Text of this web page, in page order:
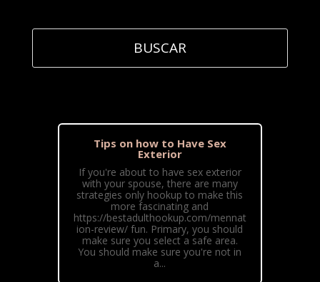
Tips on how to Have Sex
Exterior
If you're about to have sex exterior
with your spouse, there are many
strategies only hookup to make this
more fascinating and
https://bestadulthookup.com/mennat
ion-review/ fun. Primary, you should
make sure you select a safe area.
You should make sure you're not in
a...